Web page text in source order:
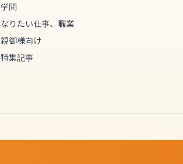
学問
なりたい仕事、職業
親御様向け
特集記事